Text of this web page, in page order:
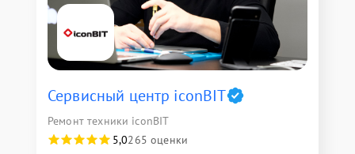
Сервисный центр iconBIT
Ремонт техники iconBIT
5,0265 оценки